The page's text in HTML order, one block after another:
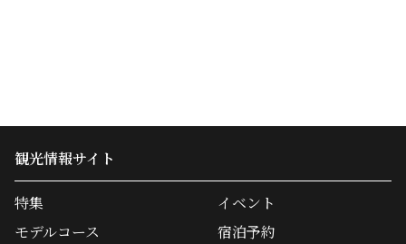
観光情報サイト
特集
モデルコース
イベント
宿泊予約